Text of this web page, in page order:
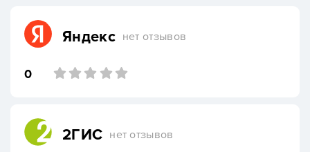
Яндекс нет отзывов
0
2ГИС нет отзывов